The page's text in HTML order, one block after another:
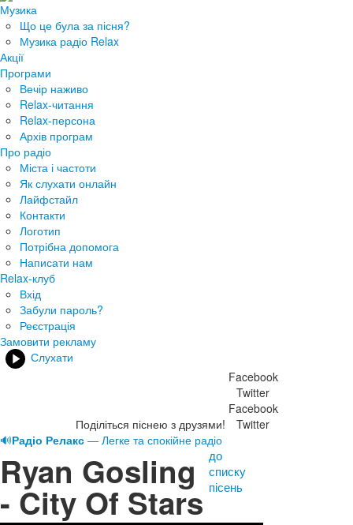
Музика
Що це була за пісня?
Музика радіо Relax
Акції
Програми
Вечір наживо
Relax-читання
Relax-персона
Архів програм
Про радіо
Міста і частоти
Як слухати онлайн
Лайфстайл
Контакти
Логотип
Потрібна допомога
Написати нам
Relax-клуб
Вхід
Забули пароль?
Реєстрація
Замовити рекламу
Слухати
Поділіться піснею з друзями!
Facebook
Twitter
Facebook
Twitter
🔊Радіо Релакс — Легке та спокійне радіо
Ryan Gosling
- City Of Stars
до
списку
пісень